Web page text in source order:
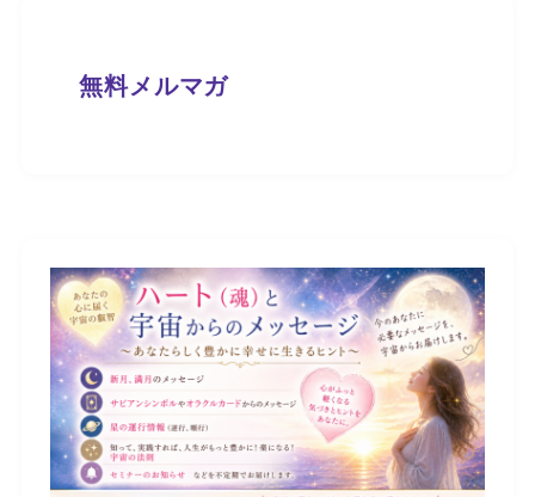
無料メルマガ